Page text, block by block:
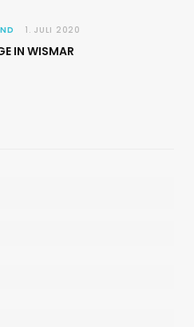
1. JULI 2020
IN WISMAR